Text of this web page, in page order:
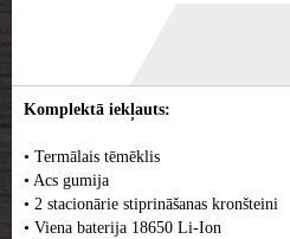
Komplektā iekļauts:
• Termālais tēmēklis
• Acs gumija
• 2 stacionārie stiprināšanas kronšteini
• Viena baterija 18650 Li-Ion